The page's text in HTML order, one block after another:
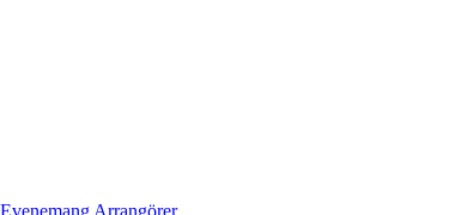
Evenemang Arrangörer